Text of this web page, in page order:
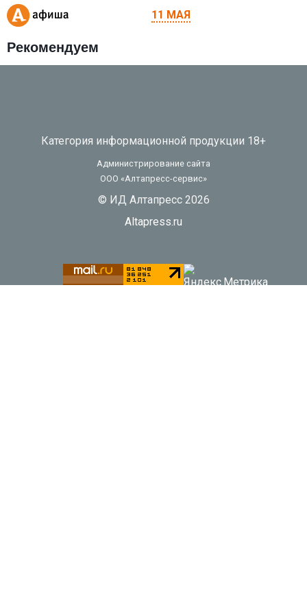
11 МАЯ
Рекомендуем
Категория информационной продукции 18+
Администрирование сайта
ООО «Алтапресс-сервис»
© ИД Алтапресс 2026
Altapress.ru